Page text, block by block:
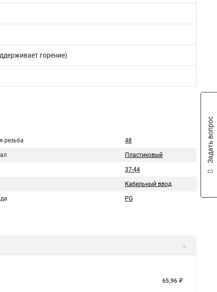
горение)
резьба 48
Пластиковый
37-44
Кабельный ввод
PG
65,96 ₽
Задать вопрос